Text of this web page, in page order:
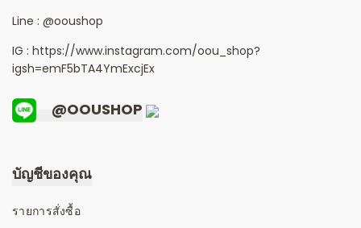
Line : @ooushop
IG : https://www.instagram.com/oou_shop?
igsh=emF5bTA4YmExcjEx
@OOUSHOP
บัญชีของคุณ
รายการสั่งซื้อ